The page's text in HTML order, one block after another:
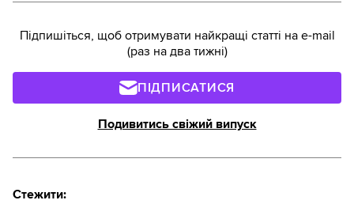
Підпишіться, щоб отримувати найкращі статті на e-mail
(раз на два тижні)
ПІДПИСАТИСЯ
Подивитись свіжий випуск
Стежити: